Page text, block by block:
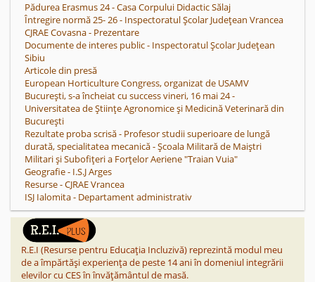
Pădurea Erasmus 24 - Casa Corpului Didactic Sălaj
Întregire normă 25- 26 - Inspectoratul Școlar Județean Vrancea
CJRAE Covasna - Prezentare
Documente de interes public - Inspectoratul Școlar Județean
Sibiu
Articole din presă
European Horticulture Congress, organizat de USAMV
București, s-a încheiat cu success vineri, 16 mai 24 -
Universitatea de Științe Agronomice și Medicină Veterinară din
București
Rezultate proba scrisă - Profesor studii superioare de lungă
durată, specialitatea mecanică - Școala Militară de Maiștri
Militari și Subofițeri a Forțelor Aeriene "Traian Vuia"
Geografie - I.S.J Arges
Resurse - CJRAE Vrancea
ISJ Ialomita - Departament administrativ
R.E.I (Resurse pentru Educația Incluzivă) reprezintă modul meu
de a împărtăși experiența de peste 14 ani în domeniul integrării
elevilor cu CES în învățământul de masă.